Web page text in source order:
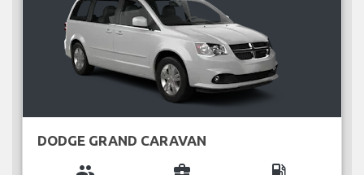
DODGE GRAND CARAVAN
group business_center local_gas_station